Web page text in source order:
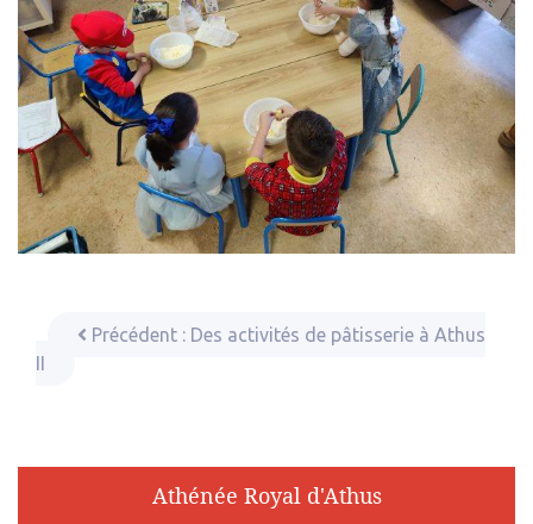
Précédent : Des activités de pâtisserie à Athus
II
Athénée Royal d'Athus